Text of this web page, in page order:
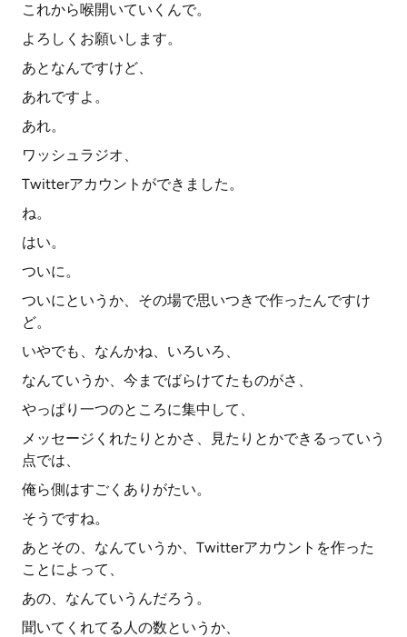
これから喉開いていくんで。
よろしくお願いします。
あとなんですけど、
あれですよ。
あれ。
ワッシュラジオ、
Twitterアカウントができました。
ね。
はい。
ついに。
ついにというか、その場で思いつきで作ったんですけ
ど。
いやでも、なんかね、いろいろ、
なんていうか、今までばらけてたものがさ、
やっぱり一つのところに集中して、
メッセージくれたりとかさ、見たりとかできるっていう
点では、
俺ら側はすごくありがたい。
そうですね。
あとその、なんていうか、Twitterアカウントを作った
ことによって、
あの、なんていうんだろう。
聞いてくれてる人の数というか、